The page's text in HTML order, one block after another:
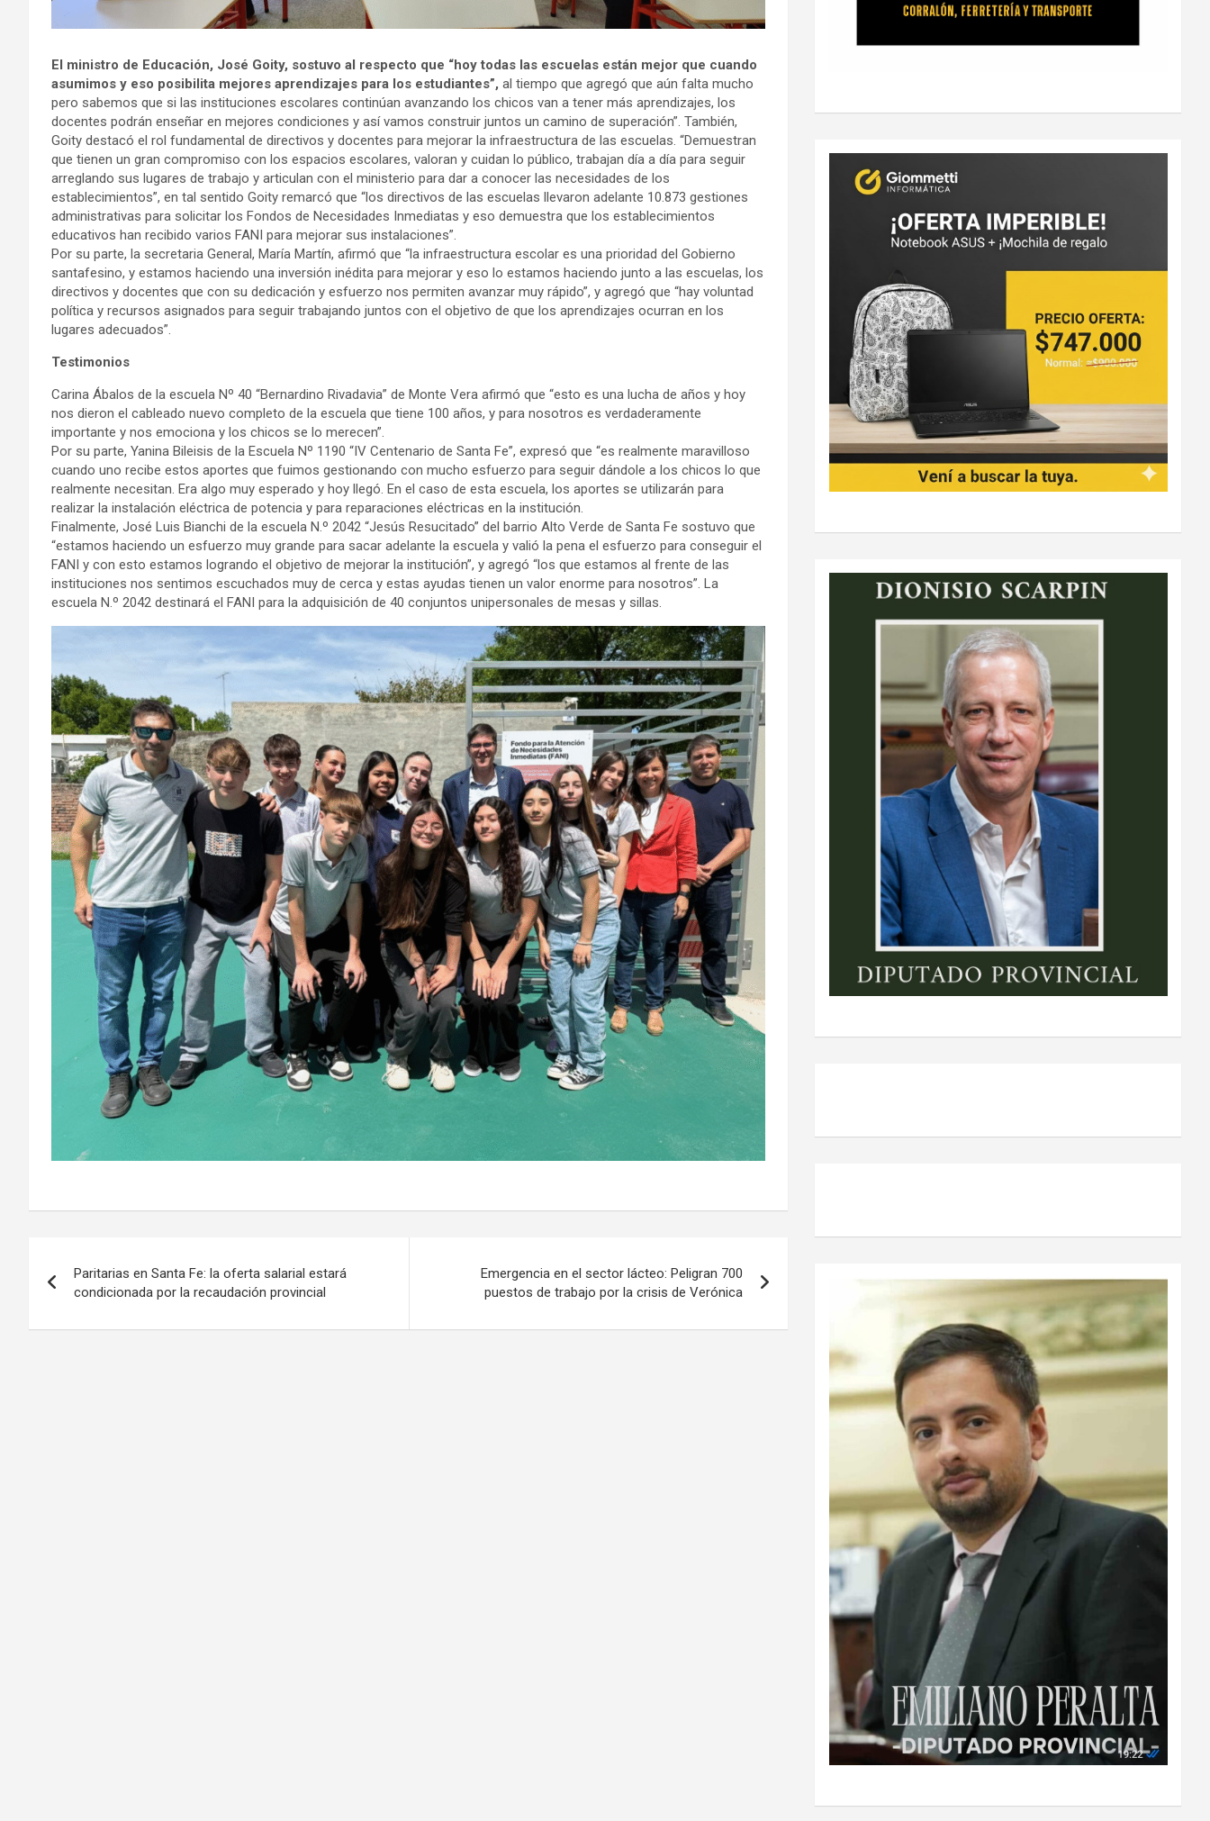
El ministro de Educación, José Goity, sostuvo al respecto que “hoy todas las escuelas están mejor que cuando
asumimos y eso posibilita mejores aprendizajes para los estudiantes”, al tiempo que agregó que aún falta mucho
pero sabemos que si las instituciones escolares continúan avanzando los chicos van a tener más aprendizajes, los
docentes podrán enseñar en mejores condiciones y así vamos construir juntos un camino de superación”. También,
Goity destacó el rol fundamental de directivos y docentes para mejorar la infraestructura de las escuelas. “Demuestran
que tienen un gran compromiso con los espacios escolares, valoran y cuidan lo público, trabajan día a día para seguir
arreglando sus lugares de trabajo y articulan con el ministerio para dar a conocer las necesidades de los
establecimientos”, en tal sentido Goity remarcó que “los directivos de las escuelas llevaron adelante 10.873 gestiones
administrativas para solicitar los Fondos de Necesidades Inmediatas y eso demuestra que los establecimientos
educativos han recibido varios FANI para mejorar sus instalaciones”.
Por su parte, la secretaria General, María Martín, afirmó que “la infraestructura escolar es una prioridad del Gobierno
santafesino, y estamos haciendo una inversión inédita para mejorar y eso lo estamos haciendo junto a las escuelas, los
directivos y docentes que con su dedicación y esfuerzo nos permiten avanzar muy rápido”, y agregó que “hay voluntad
política y recursos asignados para seguir trabajando juntos con el objetivo de que los aprendizajes ocurran en los
lugares adecuados”.
Testimonios
Carina Ábalos de la escuela Nº 40 “Bernardino Rivadavia” de Monte Vera afirmó que “esto es una lucha de años y hoy
nos dieron el cableado nuevo completo de la escuela que tiene 100 años, y para nosotros es verdaderamente
importante y nos emociona y los chicos se lo merecen”.
Por su parte, Yanina Bileisis de la Escuela Nº 1190 “IV Centenario de Santa Fe”, expresó que “es realmente maravilloso
cuando uno recibe estos aportes que fuimos gestionando con mucho esfuerzo para seguir dándole a los chicos lo que
realmente necesitan. Era algo muy esperado y hoy llegó. En el caso de esta escuela, los aportes se utilizarán para
realizar la instalación eléctrica de potencia y para reparaciones eléctricas en la institución.
Finalmente, José Luis Bianchi de la escuela N.º 2042 “Jesús Resucitado” del barrio Alto Verde de Santa Fe sostuvo que
“estamos haciendo un esfuerzo muy grande para sacar adelante la escuela y valió la pena el esfuerzo para conseguir el
FANI y con esto estamos logrando el objetivo de mejorar la institución”, y agregó “los que estamos al frente de las
instituciones nos sentimos escuchados muy de cerca y estas ayudas tienen un valor enorme para nosotros”. La
escuela N.º 2042 destinará el FANI para la adquisición de 40 conjuntos unipersonales de mesas y sillas.
de
entradas
Paritarias en Santa Fe: la oferta salarial estará
condicionada por la recaudación provincial
Emergencia en el sector lácteo: Peligran 700
puestos de trabajo por la crisis de Verónica